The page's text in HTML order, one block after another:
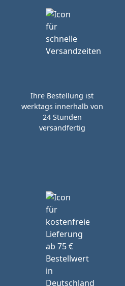
Ihre Bestellung ist
werktags innerhalb von
24 Stunden
versandfertig